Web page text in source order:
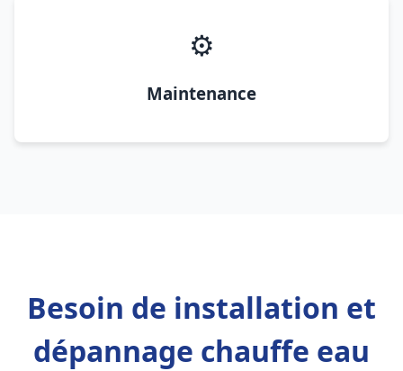
⚙️
Maintenance
Besoin de installation et
dépannage chauffe eau